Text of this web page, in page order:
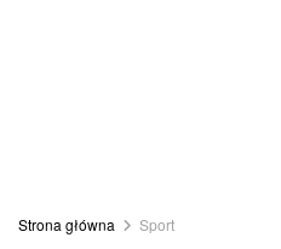
Strona główna Sport